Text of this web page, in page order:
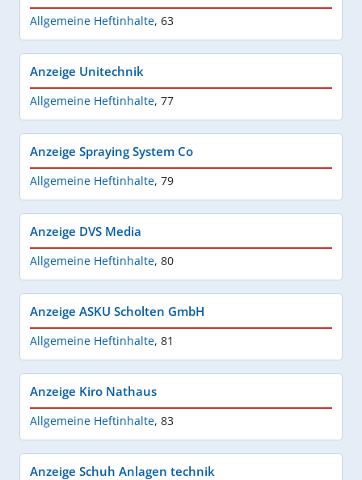
Allgemeine Heftinhalte, 63
Anzeige Unitechnik
Allgemeine Heftinhalte, 77
Anzeige Spraying System Co
Allgemeine Heftinhalte, 79
Anzeige DVS Media
Allgemeine Heftinhalte, 80
Anzeige ASKU Scholten GmbH
Allgemeine Heftinhalte, 81
Anzeige Kiro Nathaus
Allgemeine Heftinhalte, 83
Anzeige Schuh Anlagen technik